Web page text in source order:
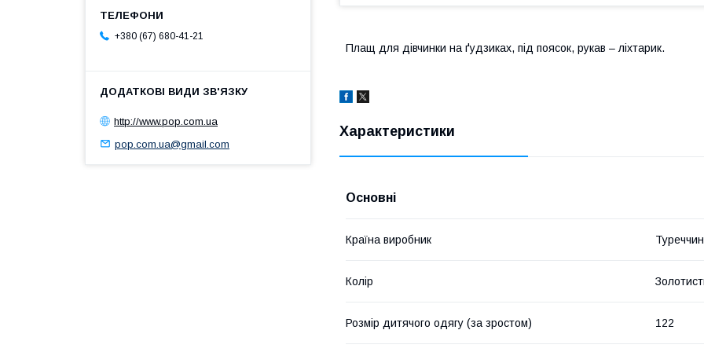
Плащ для дівчинки на ґудзиках, під поясок, рукав – ліхтарик.
Характеристики
Основні
Країна виробник
Колір
Розмір дитячого одягу (за зростом) 122
+380 (67) 680-41-21
http://www.pop.com.ua
pop.com.ua@gmail.com